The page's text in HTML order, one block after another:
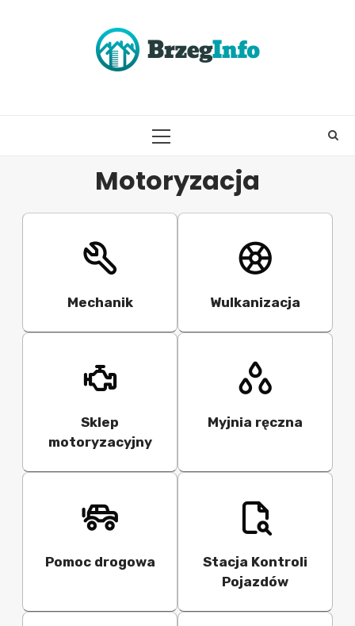
PRIMARY
Motoryzacja
Mechanik Wulkanizacja
Sklep
motoryzacyjny
Myjnia ręczna
Pomoc drogowa
Stacja Kontroli
Pojazdów